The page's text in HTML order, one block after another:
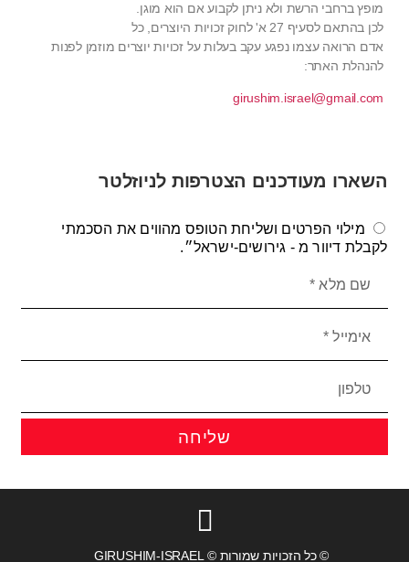
מופץ ברחבי הרשת ולא ניתן לקבוע אם הוא מוגן.
לכן בהתאם לסעיף 27 א' לחוק זכויות היוצרים, כל
אדם הרואה עצמו נפגע עקב בעלות על זכויות יוצרים מוזמן לפנות
להנהלת האתר:
girushim.israel@gmail.com
השארו מעודכנים הצטרפות לניוזלטר
מילוי הפרטים ושליחת הטופס מהווים את הסכמתי
לקבלת דיוור מ - גירושים-ישראל״.
שליחה
© כל הזכויות שמורות © GIRUSHIM-ISRAEL